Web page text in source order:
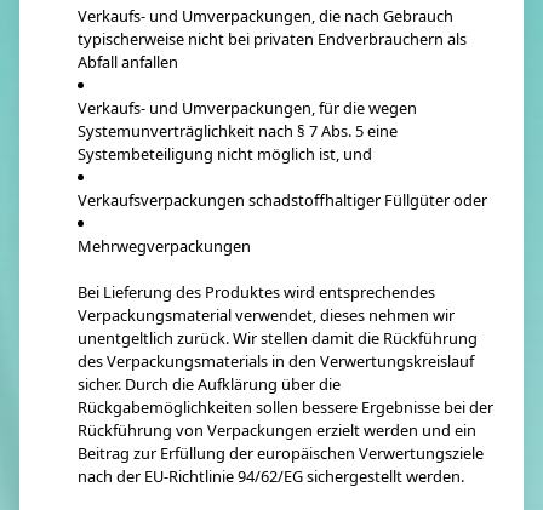
Verkaufs- und Umverpackungen, die nach Gebrauch
typischerweise nicht bei privaten Endverbrauchern als
Abfall anfallen
Verkaufs- und Umverpackungen, für die wegen
Systemunverträglichkeit nach § 7 Abs. 5 eine
Systembeteiligung nicht möglich ist, und
Verkaufsverpackungen schadstoffhaltiger Füllgüter oder
Mehrwegverpackungen
Bei Lieferung des Produktes wird entsprechendes
Verpackungsmaterial verwendet, dieses nehmen wir
unentgeltlich zurück. Wir stellen damit die Rückführung
des Verpackungsmaterials in den Verwertungskreislauf
sicher. Durch die Aufklärung über die
Rückgabemöglichkeiten sollen bessere Ergebnisse bei der
Rückführung von Verpackungen erzielt werden und ein
Beitrag zur Erfüllung der europäischen Verwertungsziele
nach der EU-Richtlinie 94/62/EG sichergestellt werden.